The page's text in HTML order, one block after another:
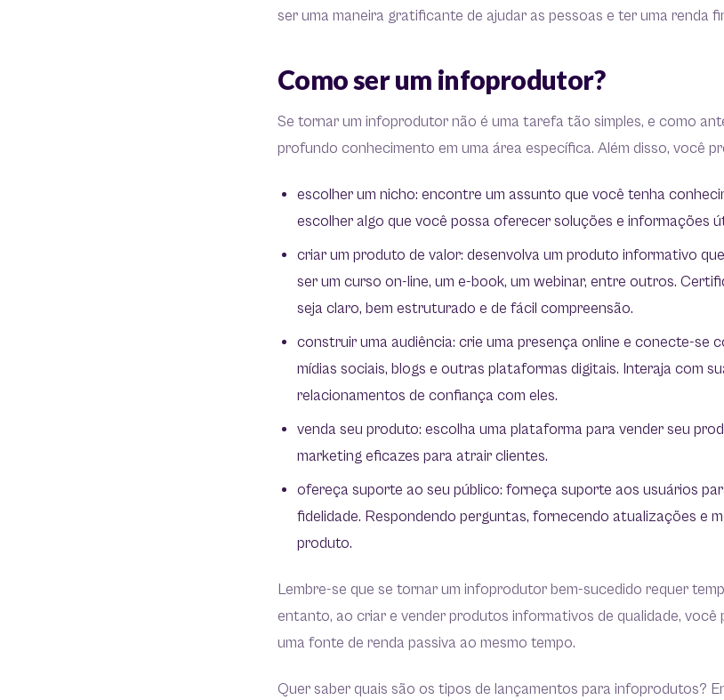
ser uma maneira gratificante de ajudar as pessoas e ter uma renda
Como ser um infoprodutor?
Se tornar um infoprodutor não é uma tarefa tão simples, e como
profundo conhecimento em uma área específica. Além disso, você
escolher um nicho: encontre um assunto que você tenha
escolher algo que você possa oferecer soluções e informações
criar um produto de valor: desenvolva um produto informativo
ser um curso on-line, um e-book, um webinar, entre outros.
seja claro, bem estruturado e de fácil compreensão.
construir uma audiência: crie uma presença online e conecte-se
mídias sociais, blogs e outras plataformas digitais. Interaja com
relacionamentos de confiança com eles.
venda seu produto: escolha uma plataforma para vender seu
marketing eficazes para atrair clientes.
ofereça suporte ao seu público: forneça suporte aos usuários
fidelidade. Respondendo perguntas, fornecendo atualizações e
produto.
Lembre-se que se tornar um infoprodutor bem-sucedido requer
entanto, ao criar e vender produtos informativos de qualidade, você
uma fonte de renda passiva ao mesmo tempo.
Quer saber quais são os tipos de lançamentos para infoprodutos?